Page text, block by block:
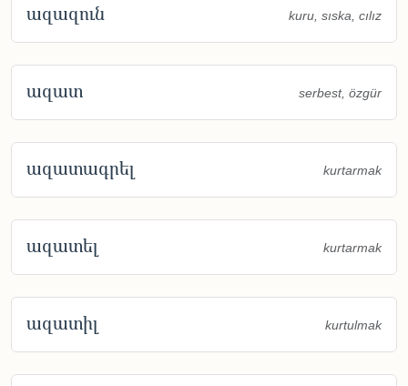
ազազուն kuru, sıska, cılız
ազատ serbest, özgür
ազատագրել kurtarmak
ազատել kurtarmak
ազատիլ kurtulmak